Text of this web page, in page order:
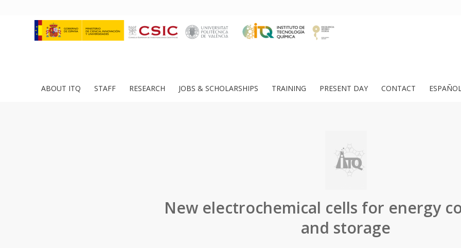
ABOUT ITQ STAFF RESEARCH JOBS & SCHOLARSHIPS TRAINING PRESENT DAY CONTACT
New electrochemical cells for energy
and storage